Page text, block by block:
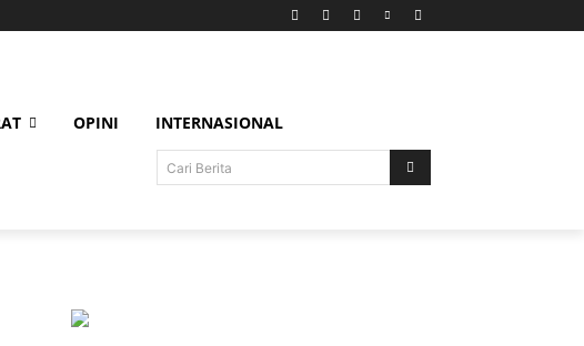
OPINI INTERNASIONAL
Cari Berita